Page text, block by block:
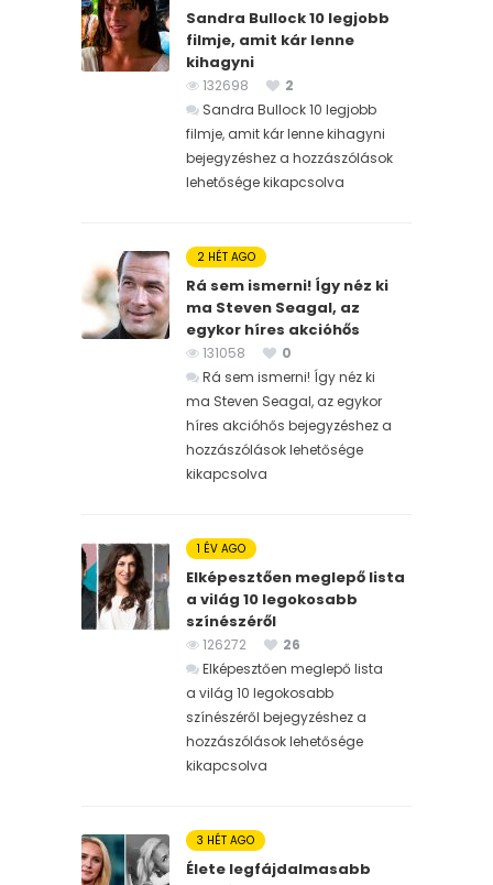
Sandra Bullock 10 legjobb
filmje, amit kár lenne
kihagyni
132698
2
Sandra Bullock 10 legjobb
filmje, amit kár lenne kihagyni
bejegyzéshez a hozzászólások
lehetősége kikapcsolva
2 HÉT AGO
Rá sem ismerni! Így néz ki
ma Steven Seagal, az
egykor híres akcióhős
131058
0
Rá sem ismerni! Így néz ki
ma Steven Seagal, az egykor
híres akcióhős bejegyzéshez a
hozzászólások lehetősége
kikapcsolva
1 ÉV AGO
Elképesztően meglepő lista
a világ 10 legokosabb
színészéről
126272
26
Elképesztően meglepő lista
a világ 10 legokosabb
színészéről bejegyzéshez a
hozzászólások lehetősége
kikapcsolva
3 HÉT AGO
Élete legfájdalmasabb